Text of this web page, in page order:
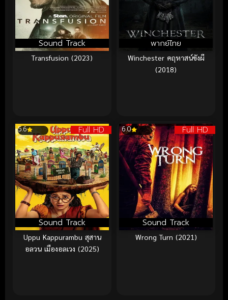
Sound Track
Transfusion (2023)
พากย์ไทย
Winchester คฤหาสน์ขังผี
(2018)
Full HD
Sound Track
5.6
Uppu Kappurambu สุสาน
อลวน เมืองอลเวง (2025)
Full HD
Sound Track
6.0
Wrong Turn (2021)